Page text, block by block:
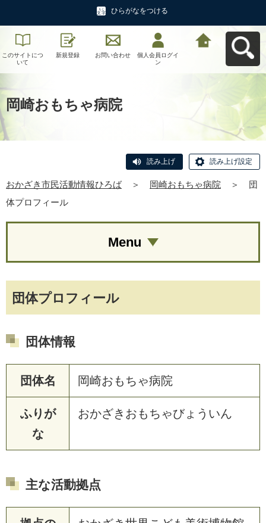
ひらがなをつける
このサイトにつ
いて
新規登録 お問い合わせ
個人会員ログイ
ン
岡崎おもちゃ病院
読み上げ 読み上げ設定
おかざき市民活動情報ひろば ＞ 岡崎おもちゃ病院 ＞
団
体プロフィール
団体プロフィール
団体情報
団体名 岡崎おもちゃ病院
ふりが
な
おかざきおもちゃびょういん
主な活動拠点
Menu